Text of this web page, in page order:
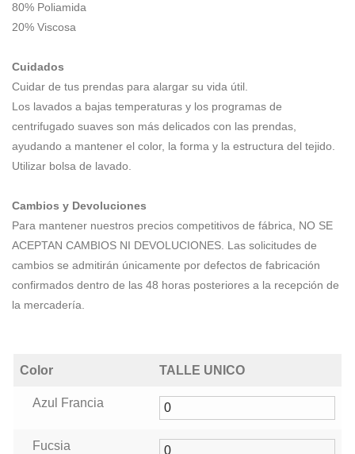
80% Poliamida
20% Viscosa
Cuidados
Cuidar de tus prendas para alargar su vida útil.
Los lavados a bajas temperaturas y los programas de
centrifugado suaves son más delicados con las prendas,
ayudando a mantener el color, la forma y la estructura del tejido.
Utilizar bolsa de lavado.
Cambios y Devoluciones
Para mantener nuestros precios competitivos de fábrica, NO SE
ACEPTAN CAMBIOS NI DEVOLUCIONES. Las solicitudes de
cambios se admitirán únicamente por defectos de fabricación
confirmados dentro de las 48 horas posteriores a la recepción de
la mercadería.
Color TALLE UNICO
Azul Francia
Fucsia